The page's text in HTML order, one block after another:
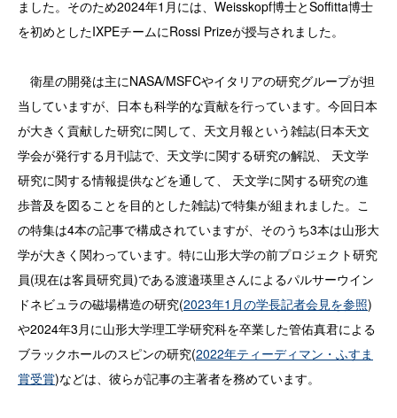
ました。そのため2024年1月には、Weisskopf博士とSoffitta博士
を初めとしたIXPEチームにRossi Prizeが授与されました。
衛星の開発は主にNASA/MSFCやイタリアの研究グループが担
当していますが、日本も科学的な貢献を行っています。今回日本
が大きく貢献した研究に関して、天文月報という雑誌(日本天文
学会が発行する月刊誌で、天文学に関する研究の解説、 天文学
研究に関する情報提供などを通して、 天文学に関する研究の進
歩普及を図ることを目的とした雑誌)で特集が組まれました。こ
の特集は4本の記事で構成されていますが、そのうち3本は山形大
学が大きく関わっています。特に山形大学の前プロジェクト研究
員(現在は客員研究員)である渡邉瑛里さんによるパルサーウイン
ドネビュラの磁場構造の研究(2023年1月の学長記者会見を参照)
や2024年3月に山形大学理工学研究科を卒業した管佑真君による
ブラックホールのスピンの研究(2022年ティーディマン・ふすま
賞受賞)などは、彼らが記事の主著者を務めています。